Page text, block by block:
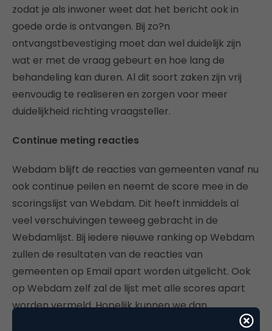
zodat je als inwoner weet dat het bericht ook in
goede orde is ontvangen. Bij zo?n
ontvangstbevestiging moet dan wel duidelijk zijn
wat er met de vraag gebeurt en hoe lang de
behandeling kan duren. Al dit soort zaken zijn vrij
eenvoudig te realiseren en zorgen voor meer
duidelijkheid richting vraagsteller.
Continue meting reacties
Webdam blijft de reacties van gemeenten vanaf nu
ook continue peilen en neemt de score mee in de
scoringslijst van Webdam. Dit heeft inmiddels al
veel verschuivingen teweeg gebracht in de
Webdamlijst. Bij iedere nieuwe ranking op Webdam
zullen de resultaten van de reacties van
gemeenten op Email apart worden uitgelicht. Ook
op Webdam zelf zal de lijst met alle scores apart
worden vermeld. Hopelijk kunnen we dan